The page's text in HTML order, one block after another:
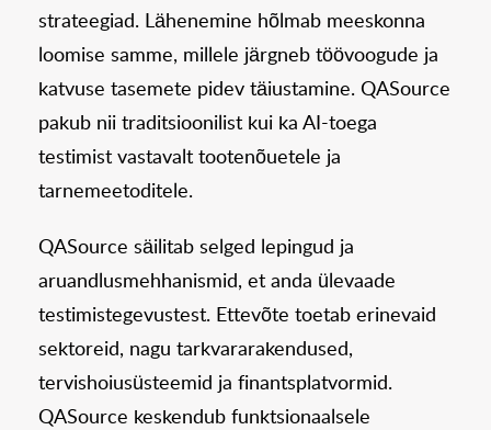
strateegiad. Lähenemine hõlmab meeskonna
loomise samme, millele järgneb töövoogude ja
katvuse tasemete pidev täiustamine. QASource
pakub nii traditsioonilist kui ka AI-toega
testimist vastavalt tootenõuetele ja
tarnemeetoditele.
QASource säilitab selged lepingud ja
aruandlusmehhanismid, et anda ülevaade
testimistegevustest. Ettevõte toetab erinevaid
sektoreid, nagu tarkvararakendused,
tervishoiusüsteemid ja finantsplatvormid.
QASource keskendub funktsionaalsele